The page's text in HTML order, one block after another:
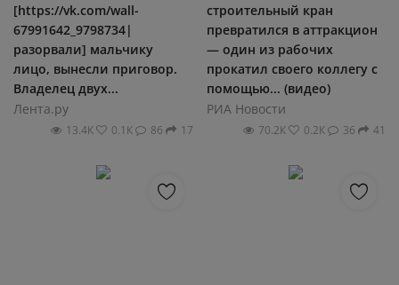
[https://vk.com/wall-
67991642_9798734|
разорвали] мальчику
лицо, вынесли приговор.
Владелец двух...
Лента.ру
13.4К 0.1К 86 17
строительный кран
превратился в аттракцион
— один из рабочих
прокатил своего коллегу с
помощью... (видео)
РИА Новости
70.2К 0.2К 36 41